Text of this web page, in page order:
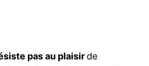
pas au plaisir de